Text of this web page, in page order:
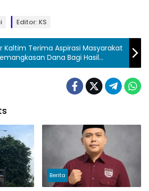
Editor: KS
Kaltim Terima Aspirasi Masyarakat
Dana Bagi Hasil
Berita